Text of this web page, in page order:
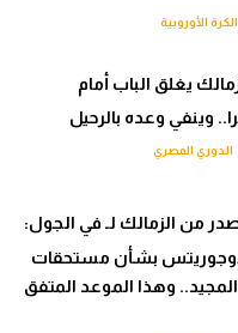
الكرة الأوروبية
يغلق الباب أمام
وينفي وعده بالرحيل
الدوري المصري
من الزمالك لـ في الجول:
بشأن مستحقات
وهذا الموعد المتفق